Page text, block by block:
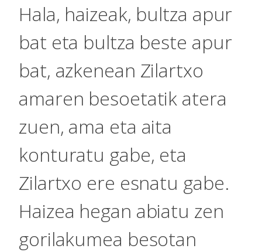
Hala, haizeak, bultza apur
bat eta bultza beste apur
bat, azkenean Zilartxo
amaren besoetatik atera
zuen, ama eta aita
konturatu gabe, eta
Zilartxo ere esnatu gabe.
Haizea hegan abiatu zen
gorilakumea besotan